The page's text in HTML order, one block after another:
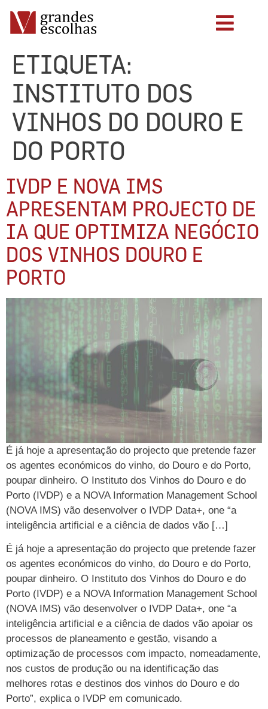
ETIQUETA:
INSTITUTO DOS
VINHOS DO DOURO E
DO PORTO
IVDP E NOVA IMS
APRESENTAM PROJECTO DE
IA QUE OPTIMIZA NEGÓCIO
DOS VINHOS DOURO E
PORTO
É já hoje a apresentação do projecto que pretende fazer
os agentes económicos do vinho, do Douro e do Porto,
poupar dinheiro. O Instituto dos Vinhos do Douro e do
Porto (IVDP) e a NOVA Information Management School
(NOVA IMS) vão desenvolver o IVDP Data+, one “a
inteligência artificial e a ciência de dados vão […]
É já hoje a apresentação do projecto que pretende fazer
os agentes económicos do vinho, do Douro e do Porto,
poupar dinheiro. O Instituto dos Vinhos do Douro e do
Porto (IVDP) e a NOVA Information Management School
(NOVA IMS) vão desenvolver o IVDP Data+, one “a
inteligência artificial e a ciência de dados vão apoiar os
processos de planeamento e gestão, visando a
optimização de processos com impacto, nomeadamente,
nos custos de produção ou na identificação das
melhores rotas e destinos dos vinhos do Douro e do
Porto”, explica o IVDP em comunicado.